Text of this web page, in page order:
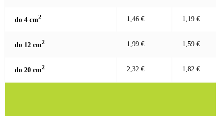
do 4 cm2 1,46 € 1,19 €
do 12 cm2 1,99 € 1,59 €
do 20 cm2 2,32 € 1,82 €